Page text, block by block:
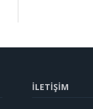
İLETİŞİM